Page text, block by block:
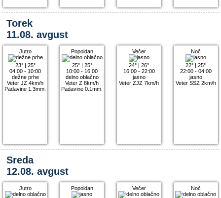
Torek
11.08. avgust
Jutro
23°| 25°
04:00 - 10:00
dežne prhe
Veter JZ 4km/h
Padavine 1.3mm.
Popoldan
25°| 25°
10:00 - 16:00
delno oblačno
Veter Z 8km/h
Padavine 0.1mm.
Večer
24° |26°
16:00 - 22:00
jasno
Veter ZJZ 7km/h
Noč
22° |25°
22:00 - 04:00
jasno
Veter SSZ 2km/h
Sreda
12.08. avgust
Jutro Popoldan Večer Noč